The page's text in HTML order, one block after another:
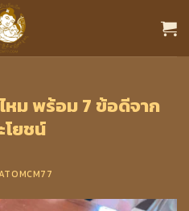
ม พร้อม 7 ข้อดีจาก
โยชน์